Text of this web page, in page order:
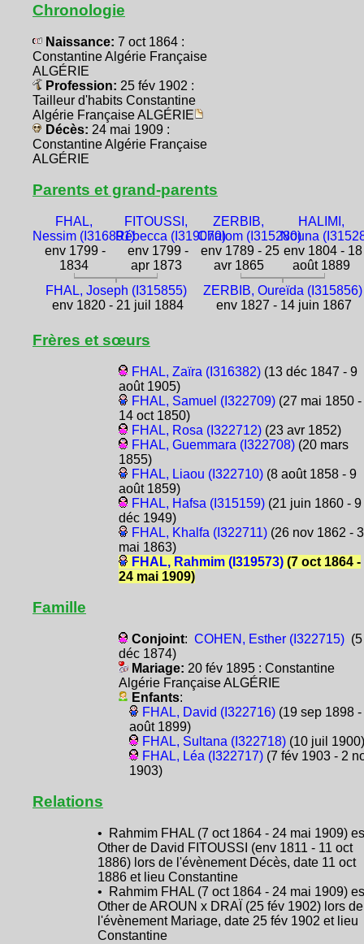
Chronologie
Naissance: 7 oct 1864 :
Constantine Algérie Française
ALGÉRIE
Profession: 25 fév 1902 :
Tailleur d'habits Constantine
Algérie Française ALGÉRIE
Décès: 24 mai 1909 :
Constantine Algérie Française
ALGÉRIE
Parents et grand-parents
FHAL,
Nessim (I316891)
env 1799 -
1834
FITOUSSI,
Rébecca (I319070)
env 1799 -
apr 1873
ZERBIB,
Chalom (I315280)
env 1789 - 25
avr 1865
HALIMI,
Nouna
env 1804 - 18
août 1889
FHAL, Joseph (I315855)
env 1820 - 21 juil 1884
ZERBIB, Oureïda (I315856)
env 1827 - 14 juin 1867
Frères et sœurs
FHAL, Zaïra (I316382)(13 déc 1847 - 9
août 1905)
FHAL, Samuel (I322709)(27 mai 1850 -
14 oct 1850)
FHAL, Rosa (I322712)(23 avr 1852)
FHAL, Guemmara (I322708)(20 mars
1855)
FHAL, Liaou (I322710)(8 août 1858 - 9
août 1859)
FHAL, Hafsa (I315159)(21 juin 1860 - 9
déc 1949)
FHAL, Khalfa (I322711)(26 nov 1862 - 3
mai 1863)
FHAL, Rahmim (I319573)(7 oct 1864 -
24 mai 1909)
Famille
Conjoint: COHEN, Esther (I322715)(5
déc 1874)
Mariage: 20 fév 1895 : Constantine
Algérie Française ALGÉRIE
Enfants:
FHAL, David (I322716)(19 sep 1898 -
août 1899)
FHAL, Sultana (I322718)(10 juil 1900)
FHAL, Léa (I322717)(7 fév 1903 - 2
1903)
Relations
• Rahmim FHAL (7 oct 1864 - 24 mai 1909)
Other de David FITOUSSI (env 1811 - 11 oct
1886) lors de l'évènement Décès, date 11 oct
1886 et lieu Constantine
• Rahmim FHAL (7 oct 1864 - 24 mai 1909)
Other de AROUN x DRAÏ (25 fév 1902) lors de
l'évènement Mariage, date 25 fév 1902 et lieu
Constantine